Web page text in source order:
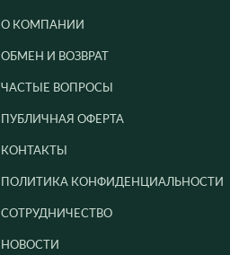
О КОМПАНИИ
ОБМЕН И ВОЗВРАТ
ЧАСТЫЕ ВОПРОСЫ
ПУБЛИЧНАЯ ОФЕРТА
КОНТАКТЫ
ПОЛИТИКА КОНФИДЕНЦИАЛЬНОСТИ
СОТРУДНИЧЕСТВО
НОВОСТИ